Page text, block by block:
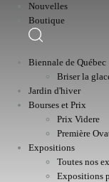
Nouvelles
Boutique
Biennale de Québec
Briser la
Jardin d'hiver
Bourses et Prix
Prix Videre
Première
Expositions
Toutes nos
Expositions